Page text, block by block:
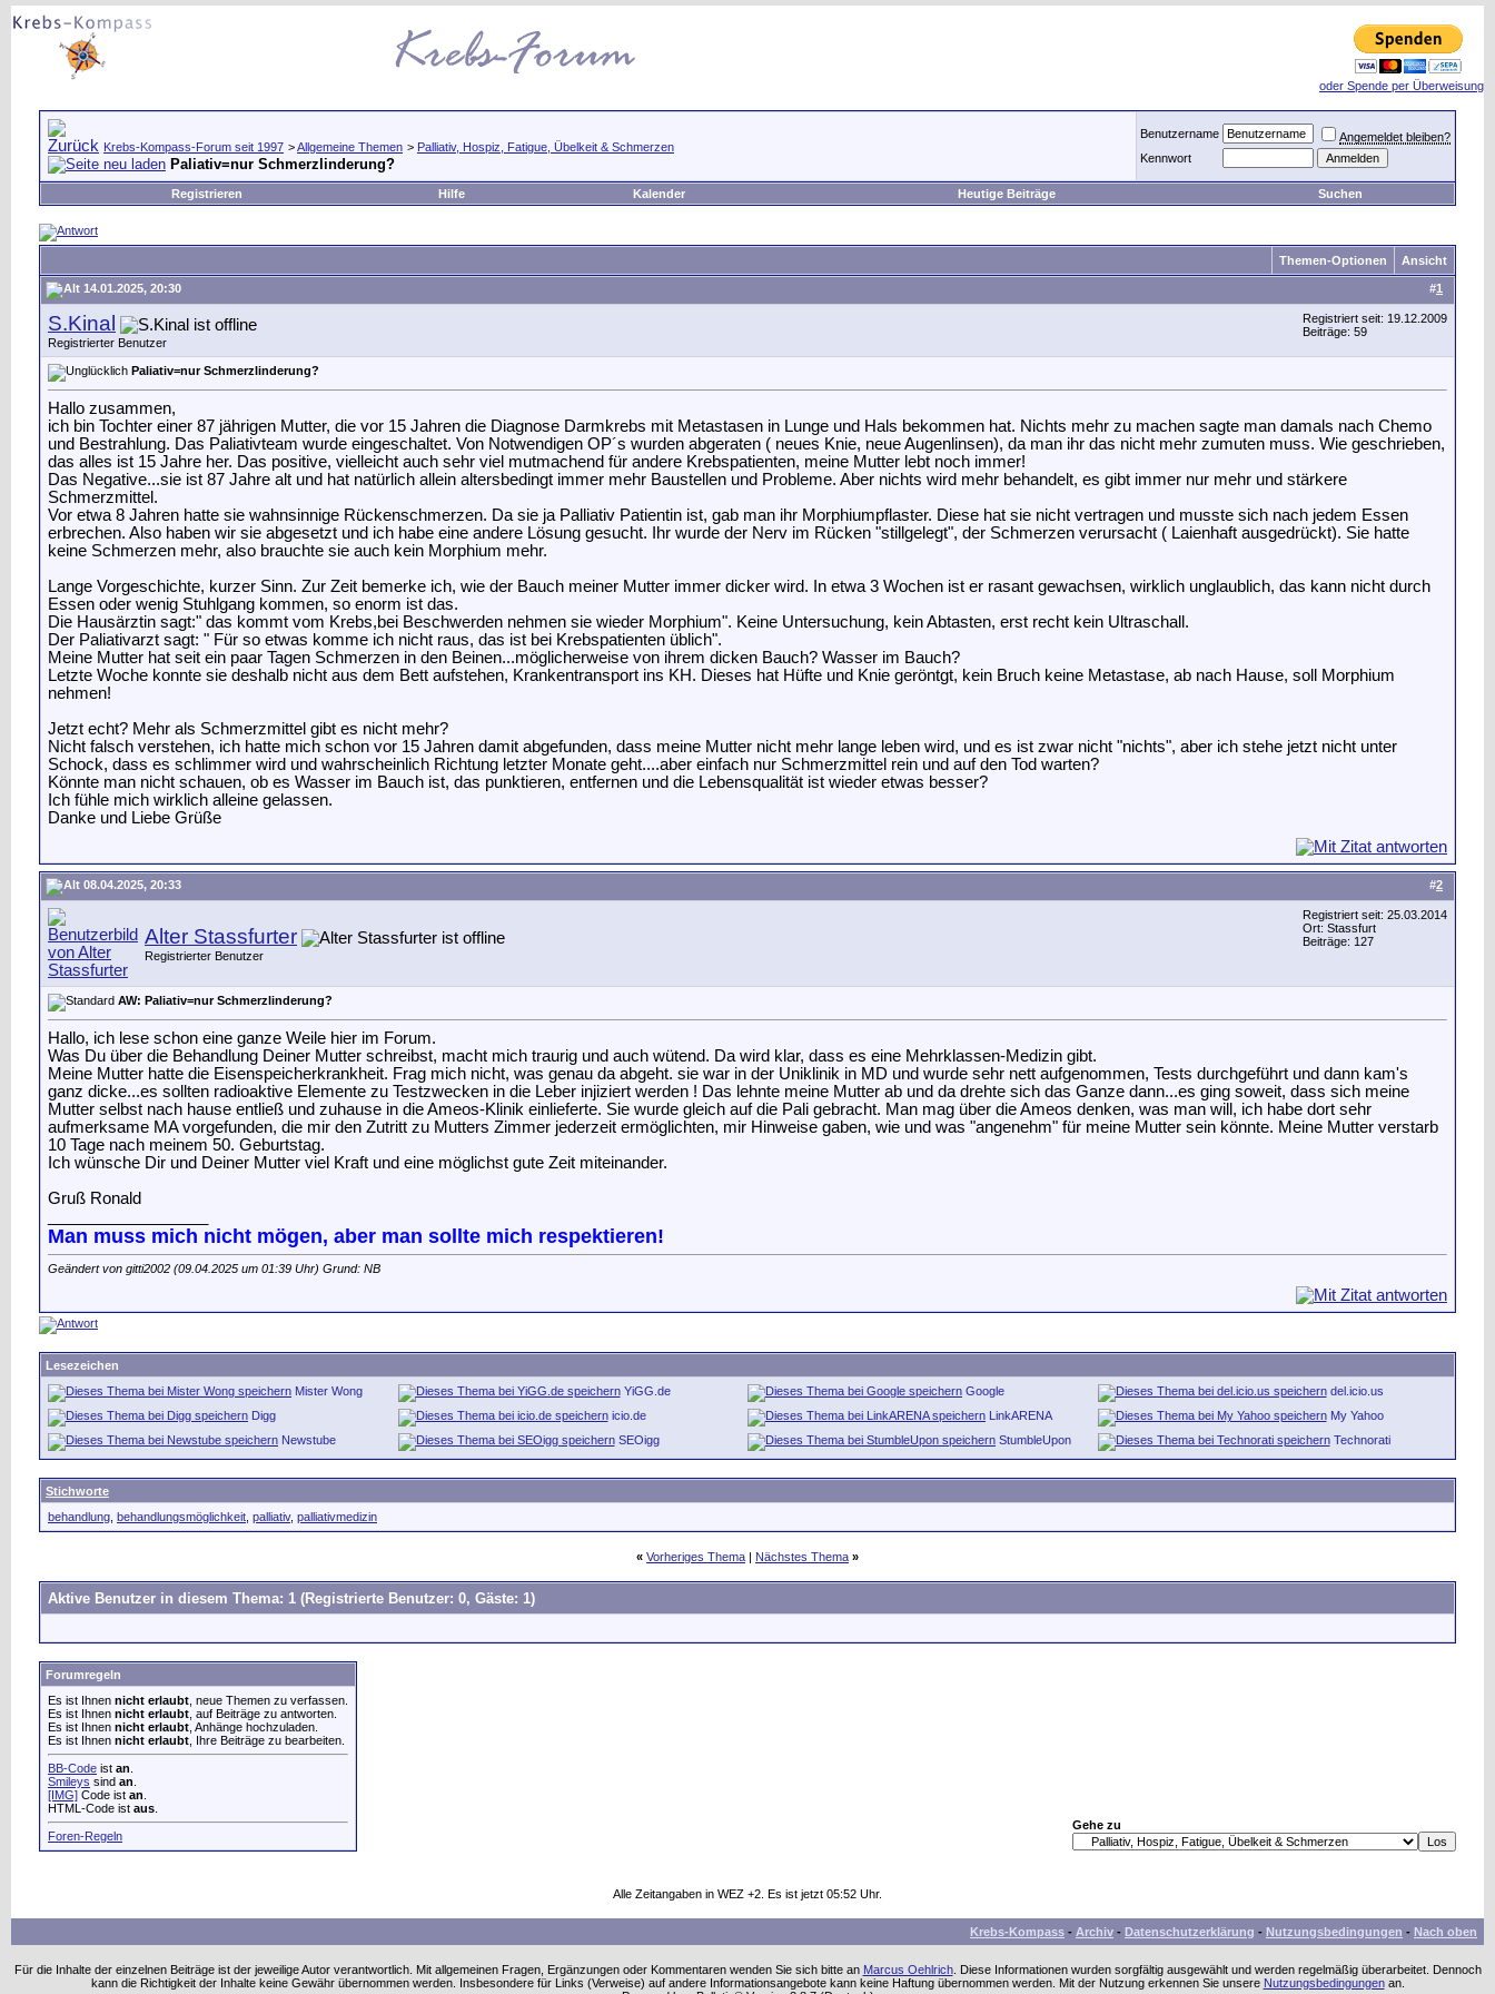
oder Spende per Überweisung
Krebs-Kompass-Forum seit 1997 >Allgemeine Themen > Palliativ, Hospiz, Fatigue, Übelkeit & Schmerzen
Paliativ=nur Schmerzlinderung?
Benutzername
Angemeldet bleiben?
Kennwort
Registrieren Hilfe Kalender Heutige Beiträge Suchen
Themen-Optionen Ansicht
#1
14.01.2025, 20:30
S.Kinal
Registrierter Benutzer
Registriert seit: 19.12.2009
Beiträge: 59
Paliativ=nur Schmerzlinderung?
Hallo zusammen,
ich bin Tochter einer 87 jährigen Mutter, die vor 15 Jahren die Diagnose Darmkrebs mit Metastasen in Lunge und Hals bekommen hat. Nichts mehr zu machen sagte man damals nach Chemo
und Bestrahlung. Das Paliativteam wurde eingeschaltet. Von Notwendigen OP´s wurden abgeraten ( neues Knie, neue Augenlinsen), da man ihr das nicht mehr zumuten muss. Wie geschrieben,
das alles ist 15 Jahre her. Das positive, vielleicht auch sehr viel mutmachend für andere Krebspatienten, meine Mutter lebt noch immer!
Das Negative...sie ist 87 Jahre alt und hat natürlich allein altersbedingt immer mehr Baustellen und Probleme. Aber nichts wird mehr behandelt, es gibt immer nur mehr und stärkere
Schmerzmittel.
Vor etwa 8 Jahren hatte sie wahnsinnige Rückenschmerzen. Da sie ja Palliativ Patientin ist, gab man ihr Morphiumpflaster. Diese hat sie nicht vertragen und musste sich nach jedem Essen
erbrechen. Also haben wir sie abgesetzt und ich habe eine andere Lösung gesucht. Ihr wurde der Nerv im Rücken "stillgelegt", der Schmerzen verursacht ( Laienhaft ausgedrückt). Sie hatte
keine Schmerzen mehr, also brauchte sie auch kein Morphium mehr.
Lange Vorgeschichte, kurzer Sinn. Zur Zeit bemerke ich, wie der Bauch meiner Mutter immer dicker wird. In etwa 3 Wochen ist er rasant gewachsen, wirklich unglaublich, das kann nicht durch
Essen oder wenig Stuhlgang kommen, so enorm ist das.
Die Hausärztin sagt:" das kommt vom Krebs,bei Beschwerden nehmen sie wieder Morphium". Keine Untersuchung, kein Abtasten, erst recht kein Ultraschall.
Der Paliativarzt sagt: " Für so etwas komme ich nicht raus, das ist bei Krebspatienten üblich".
Meine Mutter hat seit ein paar Tagen Schmerzen in den Beinen...möglicherweise von ihrem dicken Bauch? Wasser im Bauch?
Letzte Woche konnte sie deshalb nicht aus dem Bett aufstehen, Krankentransport ins KH. Dieses hat Hüfte und Knie geröntgt, kein Bruch keine Metastase, ab nach Hause, soll Morphium
nehmen!
Jetzt echt? Mehr als Schmerzmittel gibt es nicht mehr?
Nicht falsch verstehen, ich hatte mich schon vor 15 Jahren damit abgefunden, dass meine Mutter nicht mehr lange leben wird, und es ist zwar nicht "nichts", aber ich stehe jetzt nicht unter
Schock, dass es schlimmer wird und wahrscheinlich Richtung letzter Monate geht....aber einfach nur Schmerzmittel rein und auf den Tod warten?
Könnte man nicht schauen, ob es Wasser im Bauch ist, das punktieren, entfernen und die Lebensqualität ist wieder etwas besser?
Ich fühle mich wirklich alleine gelassen.
Danke und Liebe Grüße
#2
08.04.2025, 20:33
Alter Stassfurter
Registrierter Benutzer
Registriert seit: 25.03.2014
Ort: Stassfurt
Beiträge: 127
AW: Paliativ=nur Schmerzlinderung?
Hallo, ich lese schon eine ganze Weile hier im Forum.
Was Du über die Behandlung Deiner Mutter schreibst, macht mich traurig und auch wütend. Da wird klar, dass es eine Mehrklassen-Medizin gibt.
Meine Mutter hatte die Eisenspeicherkrankheit. Frag mich nicht, was genau da abgeht. sie war in der Uniklinik in MD und wurde sehr nett aufgenommen, Tests durchgeführt und dann kam's
ganz dicke...es sollten radioaktive Elemente zu Testzwecken in die Leber injiziert werden ! Das lehnte meine Mutter ab und da drehte sich das Ganze dann...es ging soweit, dass sich meine
Mutter selbst nach hause entließ und zuhause in die Ameos-Klinik einlieferte. Sie wurde gleich auf die Pali gebracht. Man mag über die Ameos denken, was man will, ich habe dort sehr
aufmerksame MA vorgefunden, die mir den Zutritt zu Mutters Zimmer jederzeit ermöglichten, mir Hinweise gaben, wie und was "angenehm" für meine Mutter sein könnte. Meine Mutter verstarb
10 Tage nach meinem 50. Geburtstag.
Ich wünsche Dir und Deiner Mutter viel Kraft und eine möglichst gute Zeit miteinander.
Gruß Ronald
Man muss mich nicht mögen, aber man sollte mich respektieren!
Geändert von gitti2002 (09.04.2025 um 01:39 Uhr) Grund: NB
Lesezeichen
Mister Wong
YiGG.de Google
del.icio.us
Digg
icio.de LinkARENA
My Yahoo
Newstube
SEOigg StumbleUpon Technorati
Stichworte
behandlung behandlungsmöglichkeit palliativ, palliativmedizin
« Vorheriges Thema | Nächstes Thema »
Aktive Benutzer in diesem Thema: 1 (Registrierte Benutzer: 0, Gäste: 1)
Forumregeln
Es ist Ihnen nicht erlaubt , neue Themen zu verfassen.
Es ist Ihnen nicht erlaubt , auf Beiträge zu antworten.
Es ist Ihnen nicht erlaubt , Anhänge hochzuladen.
Es ist Ihnen nicht erlaubt , Ihre Beiträge zu bearbeiten.
BB-Code ist an
Smileys sind an
[IMG] Code ist an
HTML-Code ist aus
Foren-Regeln
Gehe zu
Alle Zeitangaben in WEZ +2. Es ist jetzt 05:52 Uhr.
Krebs-Kompass - Archiv - Datenschutzerklärung - Nutzungsbedingungen - Nach oben
Für die Inhalte der einzelnen Beiträge ist der jeweilige Autor verantwortlich. Mit allgemeinen Fragen, Ergänzungen oder Kommentaren wenden Sie sich bitte an Marcus Oehlrich. Diese Informationen wurden sorgfältig ausgewählt und werden regelmäßig überarbeitet. Dennoch
kann die Richtigkeit der Inhalte keine Gewähr übernommen werden. Insbesondere für Links (Verweise) auf andere Informationsangebote kann keine Haftung übernommen werden. Mit der Nutzung erkennen Sie unsere Nutzungsbedingungenan.